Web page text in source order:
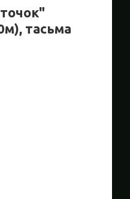
тасьма